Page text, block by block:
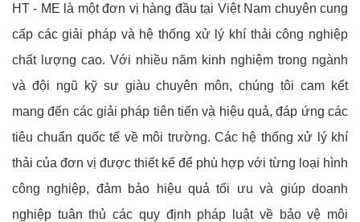
HT - ME là một đơn vị hàng đầu tại Việt Nam chuyên cung
cấp các giải pháp và hệ thống xử lý khí thải công nghiệp
chất lượng cao. Với nhiều năm kinh nghiệm trong ngành
và đội ngũ kỹ sư giàu chuyên môn, chúng tôi cam kết
mang đến các giải pháp tiên tiến và hiệu quả, đáp ứng các
tiêu chuẩn quốc tế về môi trường. Các hệ thống xử lý khí
thải của đơn vị được thiết kế để phù hợp với từng loại hình
công nghiệp, đảm bảo hiệu quả tối ưu và giúp doanh
nghiệp tuân thủ các quy định pháp luật về bảo vệ môi